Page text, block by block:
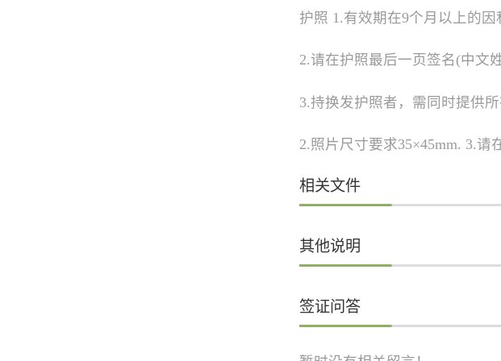
护照 1.有效期在9个月以上的因
2.请在护照最后一页签名(中文
3.持换发护照者，需同时提供
2.照片尺寸要求35×45mm. 3.
相关文件
其他说明
签证问答